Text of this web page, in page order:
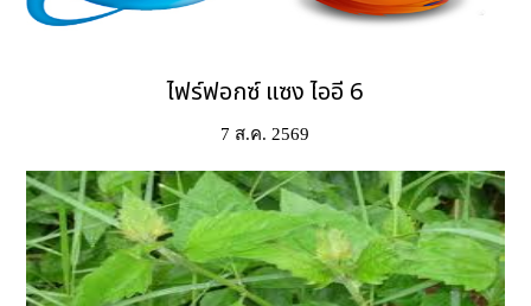
ไฟร์ฟอกซ์ แซง ไออี 6
7 ส.ค. 2569